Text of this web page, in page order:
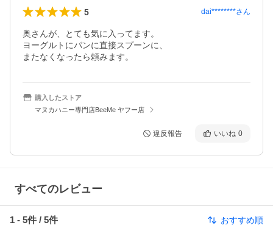
5 dai********さん
奥さんが、とても気に入ってます。
ヨーグルトにパンに直接スプーンに、
購入したストア
マヌカハニー専門店BeeMe ヤフー店
違反報告 いいね 0
すべてのレビュー
1 - 5件 / 5件 おすすめ順